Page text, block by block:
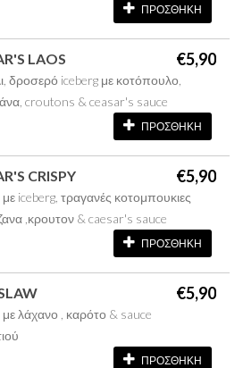
ΠΡΟΣΘΗΚΗ
LAOS €5,90
δροσερό iceberg με κοτόπουλο,
croutons & ceasar's sauce
ΠΡΟΣΘΗΚΗ
CRISPY €5,90
iceberg, τραγανές κοτομπουκιες
,κρουτον & caesar's sauce
ΠΡΟΣΘΗΚΗ
€5,90
λάχανο , καρότο & sauce
ΠΡΟΣΘΗΚΗ